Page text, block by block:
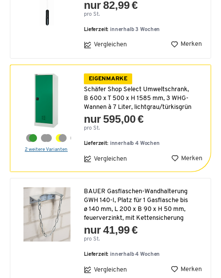
nur 82,99 €
pro St.
Lieferzeit: innerhalb 3 Wochen
Vergleichen Merken
2 weitere Varianten
EIGENMARKE
Schäfer Shop Select Umweltschrank,
B 600 x T 500 x H 1585 mm, 3 WHG-
Wannen à 7 Liter, lichtgrau/türkisgrün
nur 595,00 €
pro St.
Lieferzeit: innerhalb 4 Wochen
Vergleichen Merken
BAUER Gasflaschen-Wandhalterung
GWH 140-I, Platz für 1 Gasflasche bis
ø 140 mm, L 200 x B 90 x H 50 mm,
feuerverzinkt, mit Kettensicherung
nur 41,99 €
pro St.
Lieferzeit: innerhalb 4 Wochen
Vergleichen Merken